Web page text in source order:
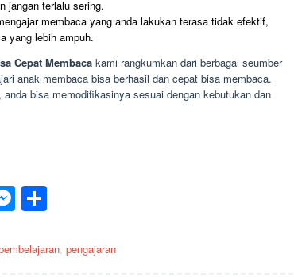
jangan terlalu sering.
membaca yang anda lakukan terasa tidak efektif,
yang lebih ampuh.
Cepat Membaca kami rangkumkan dari berbagai seumber
anak membaca bisa berhasil dan cepat bisa membaca.
bisa memodifikasinya sesuai dengan kebutukan dan
Messenger
Share
, pengajaran